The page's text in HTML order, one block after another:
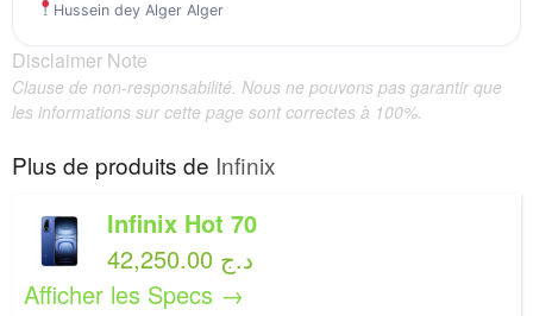
Hussein dey Alger Alger
Disclaimer Note
Clause de non-responsabilité. Nous ne pouvons pas garantir que
les informations sur cette page sont correctes à 100%.
Plus de produits de Infinix
Infinix Hot 70
42,250.00 د.ج
Afficher les Specs →